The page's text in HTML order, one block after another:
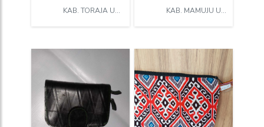
KAB. TORAJA UTARA KAB. MAMUJU UTARA